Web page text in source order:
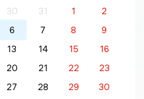
30 31 1
2
6 7 8
9
13 14 15
16
20 21 22
23
27 28 29
30